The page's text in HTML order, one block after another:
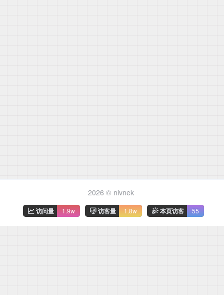
2026 © nivnek
访问量 1.9w 访客量 1.8w 本页访客 55